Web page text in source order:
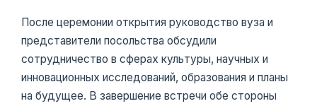
После церемонии открытия руководство вуза и
представители посольства обсудили
сотрудничество в сферах культуры, научных и
инновационных исследований, образования и планы
на будущее. В завершение встречи обе стороны